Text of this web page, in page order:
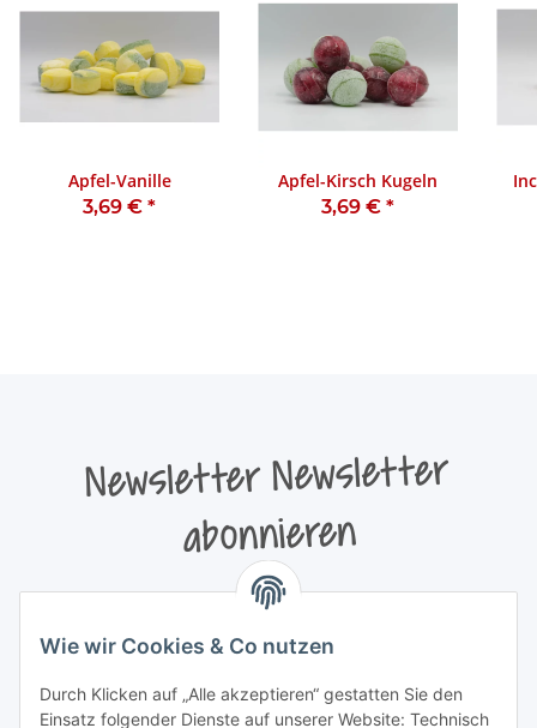
Wie wir Cookies & Co nutzen
Durch Klicken auf „Alle akzeptieren“ gestatten Sie den
Einsatz folgender Dienste auf unserer Website: Technisch
Apfel-Vanille
3,69 € *
Apfel-Kirsch Kugeln
3,69 € *
Newsletter Newsletter
abonnieren
Bitte senden Sie mir entsprechend Ihrer
Informationen zu Ihrem Produktsortiment per E-Mail zu.
Newsletter abonnieren